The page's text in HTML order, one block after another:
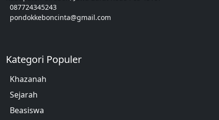
087724345243
pondokkeboncinta@gmail.com
Kategori Populer
Khazanah
Sejarah
Beasiswa